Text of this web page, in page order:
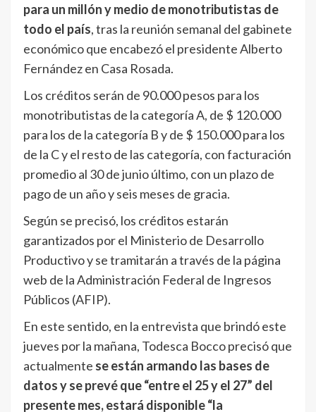
para un millón y medio de monotributistas de
todo el país, tras la reunión semanal del gabinete
económico que encabezó el presidente Alberto
Fernández en Casa Rosada.
Los créditos serán de 90.000 pesos para los
monotributistas de la categoría A, de $ 120.000
para los de la categoría B y de $ 150.000 para los
de la C y el resto de las categoría, con facturación
promedio al 30 de junio último, con un plazo de
pago de un año y seis meses de gracia.
Según se precisó, los créditos estarán
garantizados por el Ministerio de Desarrollo
Productivo y se tramitarán a través de la página
web de la Administración Federal de Ingresos
Públicos (AFIP).
En este sentido, en la entrevista que brindó este
jueves por la mañana, Todesca Bocco precisó que
actualmente se están armando las bases de
datos y se prevé que “entre el 25 y el 27” del
presente mes, estará disponible “la